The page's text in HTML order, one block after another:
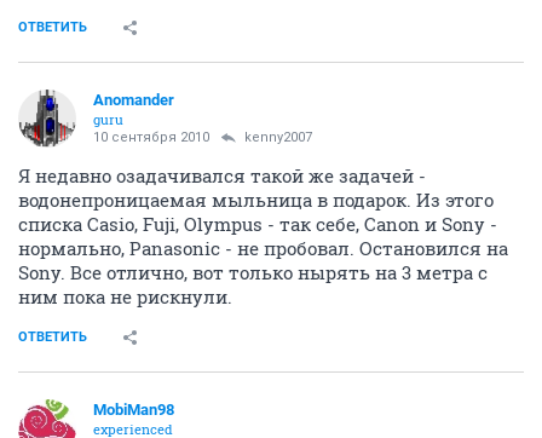
ОТВЕТИТЬ
Anomander
guru
10 сентября 2010 kenny2007
Я недавно озадачивался такой же задачей -
водонепроницаемая мыльница в подарок. Из этого
списка Casio, Fuji, Olympus - так себе, Canon и Sony -
нормально, Panasonic - не пробовал. Остановился на
Sony. Все отлично, вот только нырять на 3 метра с
ним пока не рискнули.
ОТВЕТИТЬ
MobiMan98
experienced